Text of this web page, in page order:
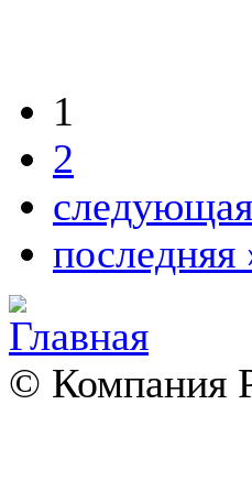
1
2
последняя
© Компания